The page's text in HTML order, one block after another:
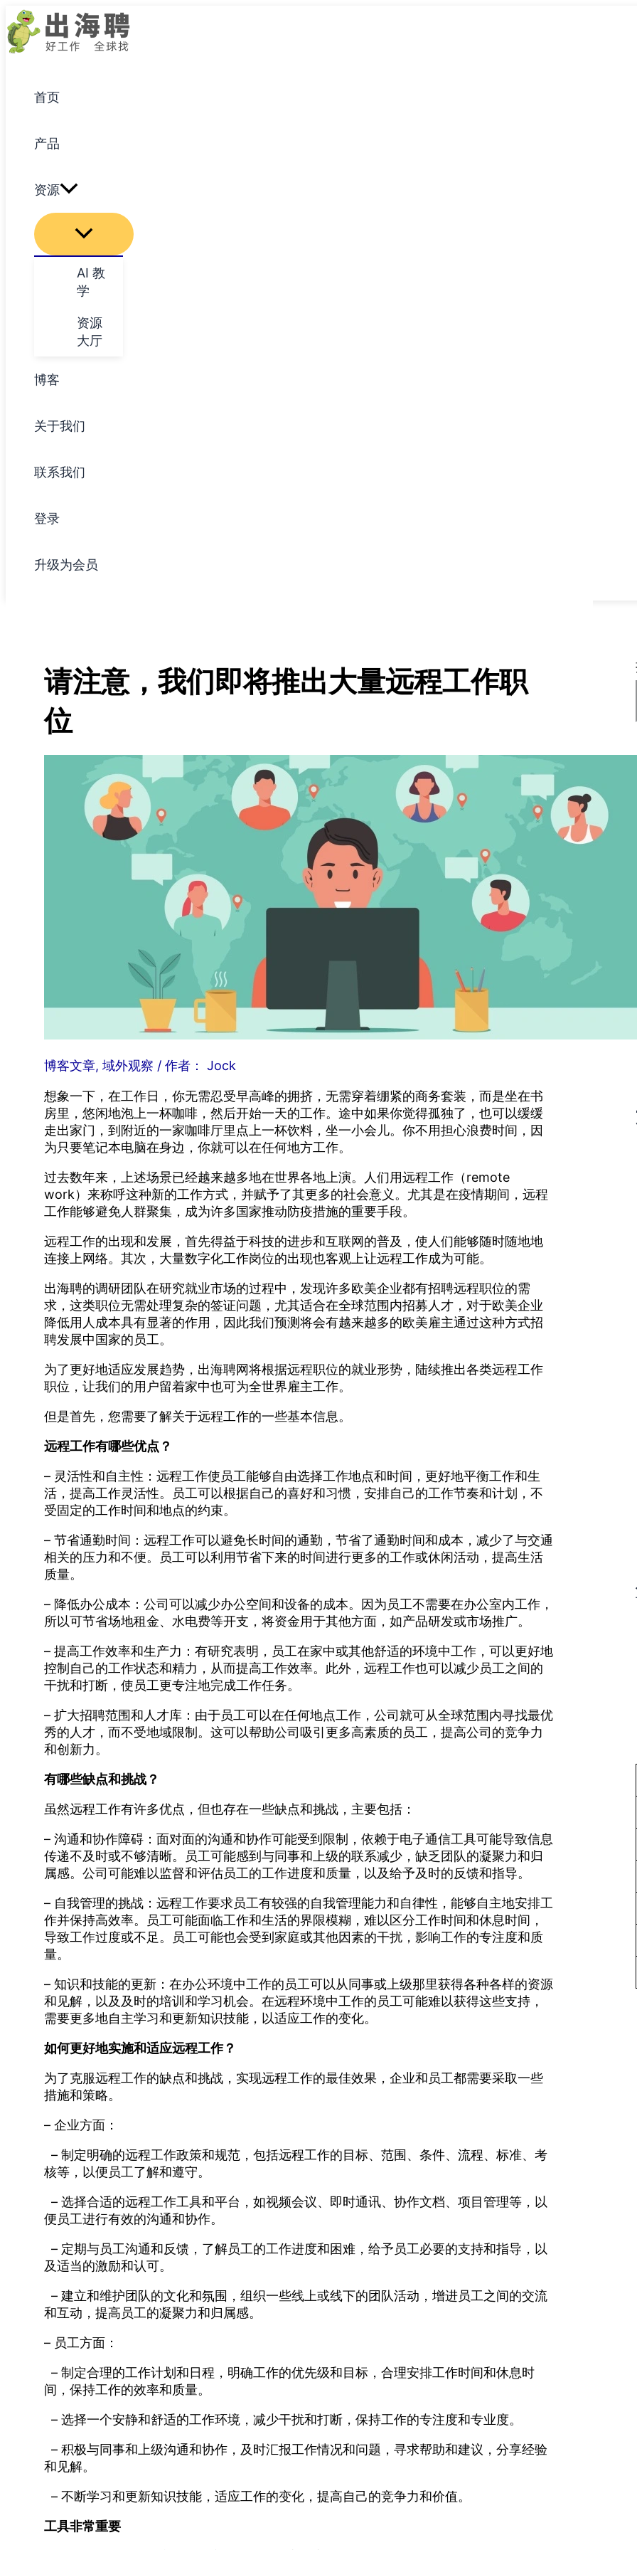
跳
至
内
首页
产品
资源
AI 教
学
资源
大厅
博客
关于我们
联系我们
登录
升级为会员
请注意，我们即将推出大量远程工作职
位
博客文章, 域外观察 / 作者： Jock
想象一下，在工作日，你无需忍受早高峰的拥挤，无需穿着绷紧的商务套装，而是坐在书
房里，悠闲地泡上一杯咖啡，然后开始一天的工作。途中如果你觉得孤独了，也可以缓缓
走出家门，到附近的一家咖啡厅里点上一杯饮料，坐一小会儿。你不用担心浪费时间，因
为只要笔记本电脑在身边，你就可以在任何地方工作。
过去数年来，上述场景已经越来越多地在世界各地上演。人们用远程工作（remote
work）来称呼这种新的工作方式，并赋予了其更多的社会意义。尤其是在疫情期间，远程
工作能够避免人群聚集，成为许多国家推动防疫措施的重要手段。
远程工作的出现和发展，首先得益于科技的进步和互联网的普及，使人们能够随时随地地
连接上网络。其次，大量数字化工作岗位的出现也客观上让远程工作成为可能。
出海聘的调研团队在研究就业市场的过程中，发现许多欧美企业都有招聘远程职位的需
求，这类职位无需处理复杂的签证问题，尤其适合在全球范围内招募人才，对于欧美企业
降低用人成本具有显著的作用，因此我们预测将会有越来越多的欧美雇主通过这种方式招
聘发展中国家的员工。
为了更好地适应发展趋势，出海聘网将根据远程职位的就业形势，陆续推出各类远程工作
职位，让我们的用户留着家中也可为全世界雇主工作。
但是首先，您需要了解关于远程工作的一些基本信息。
远程工作有哪些优点？
– 灵活性和自主性：远程工作使员工能够自由选择工作地点和时间，更好地平衡工作和生
活，提高工作灵活性。员工可以根据自己的喜好和习惯，安排自己的工作节奏和计划，不
受固定的工作时间和地点的约束。
– 节省通勤时间：远程工作可以避免长时间的通勤，节省了通勤时间和成本，减少了与交通
相关的压力和不便。员工可以利用节省下来的时间进行更多的工作或休闲活动，提高生活
质量。
– 降低办公成本：公司可以减少办公空间和设备的成本。因为员工不需要在办公室内工作，
所以可节省场地租金、水电费等开支，将资金用于其他方面，如产品研发或市场推广。
– 提高工作效率和生产力：有研究表明，员工在家中或其他舒适的环境中工作，可以更好地
控制自己的工作状态和精力，从而提高工作效率。此外，远程工作也可以减少员工之间的
干扰和打断，使员工更专注地完成工作任务。
– 扩大招聘范围和人才库：由于员工可以在任何地点工作，公司就可从全球范围内寻找最优
秀的人才，而不受地域限制。这可以帮助公司吸引更多高素质的员工，提高公司的竞争力
和创新力。
有哪些缺点和挑战？
虽然远程工作有许多优点，但也存在一些缺点和挑战，主要包括：
– 沟通和协作障碍：面对面的沟通和协作可能受到限制，依赖于电子通信工具可能导致信息
传递不及时或不够清晰。员工可能感到与同事和上级的联系减少，缺乏团队的凝聚力和归
属感。公司可能难以监督和评估员工的工作进度和质量，以及给予及时的反馈和指导。
– 自我管理的挑战：远程工作要求员工有较强的自我管理能力和自律性，能够自主地安排工
作并保持高效率。员工可能面临工作和生活的界限模糊，难以区分工作时间和休息时间，
导致工作过度或不足。员工可能也会受到家庭或其他因素的干扰，影响工作的专注度和质
量。
– 知识和技能的更新：在办公环境中工作的员工可以从同事或上级那里获得各种各样的资源
和见解，以及及时的培训和学习机会。在远程环境中工作的员工可能难以获得这些支持，
需要更多地自主学习和更新知识技能，以适应工作的变化。
如何更好地实施和适应远程工作？
为了克服远程工作的缺点和挑战，实现远程工作的最佳效果，企业和员工都需要采取一些
措施和策略。
– 企业方面：
– 制定明确的远程工作政策和规范，包括远程工作的目标、范围、条件、流程、标准、考
核等，以便员工了解和遵守。
– 选择合适的远程工作工具和平台，如视频会议、即时通讯、协作文档、项目管理等，以
便员工进行有效的沟通和协作。
– 定期与员工沟通和反馈，了解员工的工作进度和困难，给予员工必要的支持和指导，以
及适当的激励和认可。
– 建立和维护团队的文化和氛围，组织一些线上或线下的团队活动，增进员工之间的交流
和互动，提高员工的凝聚力和归属感。
– 员工方面：
– 制定合理的工作计划和日程，明确工作的优先级和目标，合理安排工作时间和休息时
间，保持工作的效率和质量。
– 选择一个安静和舒适的工作环境，减少干扰和打断，保持工作的专注度和专业度。
– 积极与同事和上级沟通和协作，及时汇报工作情况和问题，寻求帮助和建议，分享经验
和见解。
– 不断学习和更新知识技能，适应工作的变化，提高自己的竞争力和价值。
工具非常重要